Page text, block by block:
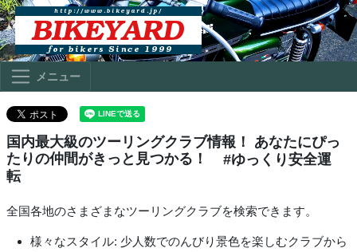
メニュー
国内最大級のツーリングクラブ情報！ あなたにぴっ
たりの仲間がきっと見つかる！
#ゆっくり安全運
転
全国各地のさまざまなツーリングクラブを検索できます。
様々なスタイル: 少人数でのんびり景色を楽しむクラブから